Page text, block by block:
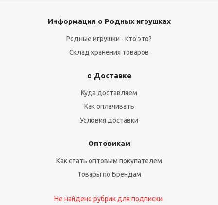
Информация о Родных игрушках
Родные игрушки - кто это?
Склад хранения товаров
о Доставке
Куда доставляем
Как оплачивать
Условия доставки
Оптовикам
Как стать оптовым покупателем
Товары по Брендам
Не найдено рубрик для подписки.